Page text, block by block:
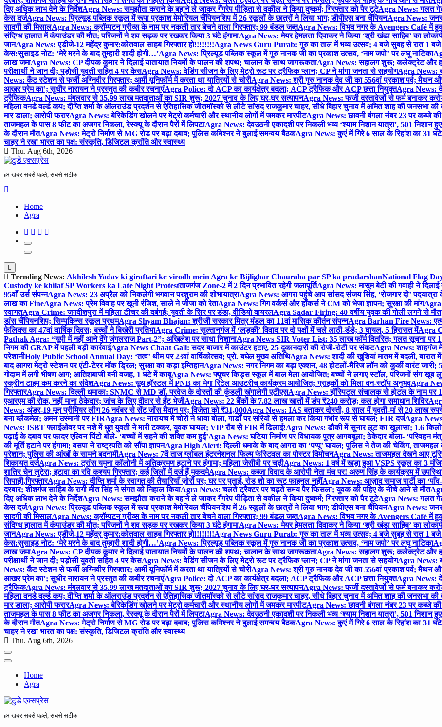
दिए अधिक लाभ देने के निर्देशAgra News: समझौता कराने के बहाने ले जाकर गैंगरेप पीड़िता से वकील ने किया दुष्कर्म; गिरफ्तार को पैर टूटेAgra News: गलत
केस दर्जAgra News: प्रिल्यूड पब्लिक स्कूल में रूपा प्रकाश मेमोरियल चैंपियनशिप में 26 स्कूलों के छात्रों ने लिया भाग; डीपीएस बना चैंपियनAgra News:
सादगी की मिसालAgra News: क्रॉम्पटन ग्रीव्स के नाम पर नकली तार बेचने वाला गिरफ्तार; 99 बंडल जब्तAgra News: विभव नगर के Avengers Café में
संदिग्ध हालात में कंपाउंडर की मौत; परिजनों ने शव सड़क पर रखकर किया 3 घंटे हंगामाAgra News: मेयर हेमलता दिवाकर ने किया ‘श्री खंडा साहिब’ का
जानAgra News: एडीजे-12 महेंद्र कुमार:कोतवाल साहब गिरफ्तार हो!!!!!!!!Agra News Guru Purab: गुरु का ताल में भव्य उत्सव; 4 बजे सुबह से रात 1
केस:सुसाइड नोट: ‘मेरे मरने के बाद तुम्हारी शादी होगी…’Agra News: प्रिल्यूड पब्लिक स्कूल में गुरु नानक जी का प्रकाश उत्सव, ‘नाम जपो’ पर लघु नाटिका
लाख जमाAgra News: CP दीपक कुमार ने दिलाई यातायात नियमों के पालन की शपथ; चालान के साथ जागरूकताAgra News: सहालग शुरू; कलेक्ट्रेट और
परीक्षार्थी ने जान दी; पड़ोसी युवती सहित 4 पर केसAgra News: वेडिंग सीजन के लिए मेट्रो रूट पर ट्रैफिक प्लान; CP ने मांगा जनता से सहयोगAgra News:
News: कैंट स्टेशन से फर्जी अग्निवीर गिरफ्तार; आर्मी यूनिफॉर्म में करता था यात्रियों से चोरीAgra News: श्री गुरु नानक देव जी का 556वां प्रकाश पर्व; मैथन और
आखर प्रेम का’; सुधीर नारायन ने प्रस्तुत की कबीर रचनाएंAgra Police: दो ACP का कार्यक्षेत्र बदला; ACP ट्रैफिक और ACP छत्ता नियुक्तAgra News:
ट्रैफिकAgra News: मंगलवार से 35.99 लाख मतदाताओं का SIR शुरू; 2027 चुनाव के लिए घर-घर सत्यापनAgra News: फर्जी दस्तावेजों से फर्म बनाकर
महिला वनडे वर्ल्ड कप; दीप्ति शर्मा के ऑलराउंड प्रदर्शन से ऐतिहासिक जीतमॉस्को से लौटे सांसद राजकुमार चाहर, सीधे बिहार चुनाव में अमित शाह की जनसभा की
मार डाला; आरोपी फरारAgra News: बेरिकेडिंग खोलने पर मेट्रो कर्मचारी और स्थानीय लोगों में जमकर मारपीटAgra News: छावनी बंगला नंबर 23 पर कब्जे
ताजमहल के पास 8 फीट का अजगर निकला, रेस्क्यू के दौरान पैरों में लिपटाAgra News: देवउठनी एकादशी पर निकली भव्य ‘श्याम निशान यात्रा’, 501 निशान
के दौरान मौतAgra News: मेट्रो निर्माण से MG रोड पर बढ़ा दबाव; पुलिस कमिश्नर ने बुलाई समन्वय बैठकAgra News: कुएं में गिरे 6 साल के रिहांश का 31 घंटे
चाहर ने रखा भारत का पक्ष: संस्कृति, डिजिटल क्रांति और स्वास्थ्य
Thu. Aug 6th, 2026
हर खबर सबसे पहले, सबसे सटीक
Home
Agra
Trending News: Akhilesh Yadav ki giraftari ke virodh mein Agra ke Bijlighar Chauraha par SP ka pradarshanNational Flag
Custody ke khilaf SP Workers ka Late Night Protestताजगंज Zone-2 में 2 दिन प्रभावित रहेगी जलापूर्तिAgra News: मासूम बेटी की गवाही ने
95वाँ उर्स संपन्नAgra News: 23 अप्रैल को निकलेगी भगवान परशुराम की शोभायात्राAgra News: आगरा पहुंचे आप सांसद संजय सिंह, ‘रोजगार दो’ पदयात्रा
लाख का FineAgra News: प्रेम विवाह पर खूनी रंजिश, साले ने जीजा को रेताAgra News: गिग वर्कर्स और हॉकर्स ने CM को भेजा ज्ञापन; सुरक्षा की मांगAgra
स्वागतAgra Crime: जगदीशपुरा में महिला टीचर की दबंगई; युवती के सिर पर डंडा, वीडियो वायरलAgra Sadar Firing: 40 वर्षीय युवक की गोली लगने से मौत;
डांस चैंपियनशिप; सिम्पकिन्स स्कूल प्रथमAgra Shyam Bhajan: श्रीजी सरकार मित्र मंडल का 11वां मासिक कीर्तन संपन्नAgra Barhan Fire News:
फेलिक्स का 47वां वार्षिक दिवस; बच्चों ने बिखेरी प्रतिभाAgra Crime: सुल्तानगंज में ‘लड़की’ विवाद पर दो पक्षों में चले लाठी-डंडे; 3 घायल, 5 हिरासत मेंAgra
Pathak Agra: “यूपी में नहीं आने देंगे जंगलराज Part-2”; अखिलेश पर साधा निशानाAgra News SIR Voter List: 35 लाख फॉर्म वितरित; गलत सूचना पर
निगम की GRAP में पहली बड़ी कार्रवाईAgra News Chaat Gali: सदर बाजार में काउंटर हटाए, 25 दुकानदारों की रोजी-रोटी पर संकटAgra News: शाहगंज
परेशानीHoly Public School Annual Day: ‘तत्व’ थीम पर 23वां वार्षिकोत्सव; प्रो. बघेल मुख्य अतिथिAgra News: शादी की खुशियां मातम में बदली, बारात में
बाद आगरा मेट्रो स्टेशन पर एंटी-टेरर मॉक ड्रिल; सुरक्षा का कड़ा इम्तिहानAgra News: नगर निगम का बड़ा एक्शन, 48 होटलों-मैरिज लॉन को कुर्की वारंट जारी;
गोदाम में लगी भीषण आग; आतिशबाजी बनी वजह, 1 घंटे में काबूAgra News: फ्यूचर किड्स स्कूल में बाल मेला आयोजित; बच्चों ने लगाए स्टॉल, परिजनों संग खूब
स्क्रीन टाइम कम करने का संदेशAgra News: यूथ हॉस्टल में PNB का मेगा रिटेल आउटरीच कार्यक्रम आयोजित; ग्राहकों को मिला वन-स्टॉप अनुभवAgra
गिरफ्तारAgra News: दिल्ली धमाका: SNMC से MD डॉ. परवेज के दोस्तों की कुंडली खंगालेगी एटीएसAgra News: हॉस्पिटल संचालक से होटल के नाम पर
एआरएम की रोक, नहीं माना ठेकेदार; जांच के लिए दीवार से ईंट भेजीAgra News: 22 बैंकों के 7.82 लाख खातों में डंप ₹240 करोड़; कल होगा समाधान शिविर
News: अंडर-19 मून प्रीमियर लीग 26 नवंबर से सेंट जोंस मैदान पर; विजेता को ₹31,000Agra News: IAS बताकर दोस्ती, 8 साल में युवती-मां से 20 लाख
बना ब्लैकमेल; अमन उस्मानी पर FIRAgra News: नारायच में चोरों ने धावा बोला, गार्डों पर सरियों से हमला कर किया गंभीर रूप से घायल; FIR दर्जAgra News:
News: ISBT फ्लाईओवर पर नशे में धुत युवती ने मारी टक्कर, युवक घायल; VIP रौब से FIR में ढिलाई!Agra News: डौकी में सुनार लूट का खुलासा; 1.6 किलो
पढ़ाई के दबाव पर फादर एल्विन पिंटो बोले- ‘बच्चों में सहने की शक्ति कम हुई’Agra News: घटिया निर्माण पर विधायक पुत्र आगबबूला; ठेकेदार बोला- ‘परिवहन
की मूर्ति हटाने पर हंगामा; बसपा ने राष्ट्रपति को सौंपा ज्ञापनAgra High Alert: दिल्ली धमाके के बाद आगरा का ‘पप्पू’ घायल; पुलिस ने तेज की चेकिंग, ताजमहल
परेशान; पुलिस की आंखों के सामने बदनामीAgra News: 7वें ताज ग्लोबल इंटरनेशनल फिल्म फेस्टिवल का पोस्टर विमोचनAgra News: ताजमहल देखने आए
शिकायत दर्जAgra News: ट्रांस यमुना कॉलोनी में अतिक्रमण हटाने पर हंगामा; महिला जेसीबी पर चढ़ीAgra News: 1 वर्ष में खड़ा हुआ VSPS स्कूल का 3
शातिर चेन लुटेरा; इटावा का रवि कश्यप गिरफ्तार; कई जिलों में दर्ज हैं मुकदमेAgra News: कब्जा विवाद के आरोपी नेता मंच पर! अरुण सिंह के कार्यक्रम में
सिपाही,गिरफ्तारAgra News: दीप्ति शर्मा के स्वागत की तैयारियाँ ज़ोरों पर; घर पर पुताई, रोड शो का रूट फाइनल नहींAgra News: आज़ाद समाज पार्टी का
दरबार; शीशगंज साहिब के रागी मीत सिंह ने संगत को निहाल कियाAgra News: चलते ट्रैक्टर पर चढ़ते समय पैर फिसला; युवक की पहिए के नीचे आने से मौत
दिए अधिक लाभ देने के निर्देशAgra News: समझौता कराने के बहाने ले जाकर गैंगरेप पीड़िता से वकील ने किया दुष्कर्म; गिरफ्तार को पैर टूटेAgra News: गलत
केस दर्जAgra News: प्रिल्यूड पब्लिक स्कूल में रूपा प्रकाश मेमोरियल चैंपियनशिप में 26 स्कूलों के छात्रों ने लिया भाग; डीपीएस बना चैंपियनAgra News:
सादगी की मिसालAgra News: क्रॉम्पटन ग्रीव्स के नाम पर नकली तार बेचने वाला गिरफ्तार; 99 बंडल जब्तAgra News: विभव नगर के Avengers Café में
संदिग्ध हालात में कंपाउंडर की मौत; परिजनों ने शव सड़क पर रखकर किया 3 घंटे हंगामाAgra News: मेयर हेमलता दिवाकर ने किया ‘श्री खंडा साहिब’ का
जानAgra News: एडीजे-12 महेंद्र कुमार:कोतवाल साहब गिरफ्तार हो!!!!!!!!Agra News Guru Purab: गुरु का ताल में भव्य उत्सव; 4 बजे सुबह से रात 1
केस:सुसाइड नोट: ‘मेरे मरने के बाद तुम्हारी शादी होगी…’Agra News: प्रिल्यूड पब्लिक स्कूल में गुरु नानक जी का प्रकाश उत्सव, ‘नाम जपो’ पर लघु नाटिका
लाख जमाAgra News: CP दीपक कुमार ने दिलाई यातायात नियमों के पालन की शपथ; चालान के साथ जागरूकताAgra News: सहालग शुरू; कलेक्ट्रेट और
परीक्षार्थी ने जान दी; पड़ोसी युवती सहित 4 पर केसAgra News: वेडिंग सीजन के लिए मेट्रो रूट पर ट्रैफिक प्लान; CP ने मांगा जनता से सहयोगAgra News:
News: कैंट स्टेशन से फर्जी अग्निवीर गिरफ्तार; आर्मी यूनिफॉर्म में करता था यात्रियों से चोरीAgra News: श्री गुरु नानक देव जी का 556वां प्रकाश पर्व; मैथन और
आखर प्रेम का’; सुधीर नारायन ने प्रस्तुत की कबीर रचनाएंAgra Police: दो ACP का कार्यक्षेत्र बदला; ACP ट्रैफिक और ACP छत्ता नियुक्तAgra News:
ट्रैफिकAgra News: मंगलवार से 35.99 लाख मतदाताओं का SIR शुरू; 2027 चुनाव के लिए घर-घर सत्यापनAgra News: फर्जी दस्तावेजों से फर्म बनाकर
महिला वनडे वर्ल्ड कप; दीप्ति शर्मा के ऑलराउंड प्रदर्शन से ऐतिहासिक जीतमॉस्को से लौटे सांसद राजकुमार चाहर, सीधे बिहार चुनाव में अमित शाह की जनसभा की
मार डाला; आरोपी फरारAgra News: बेरिकेडिंग खोलने पर मेट्रो कर्मचारी और स्थानीय लोगों में जमकर मारपीटAgra News: छावनी बंगला नंबर 23 पर कब्जे
ताजमहल के पास 8 फीट का अजगर निकला, रेस्क्यू के दौरान पैरों में लिपटाAgra News: देवउठनी एकादशी पर निकली भव्य ‘श्याम निशान यात्रा’, 501 निशान
के दौरान मौतAgra News: मेट्रो निर्माण से MG रोड पर बढ़ा दबाव; पुलिस कमिश्नर ने बुलाई समन्वय बैठकAgra News: कुएं में गिरे 6 साल के रिहांश का 31 घंटे
चाहर ने रखा भारत का पक्ष: संस्कृति, डिजिटल क्रांति और स्वास्थ्य
Thu. Aug 6th, 2026
Home
Agra
हर खबर सबसे पहले, सबसे सटीक